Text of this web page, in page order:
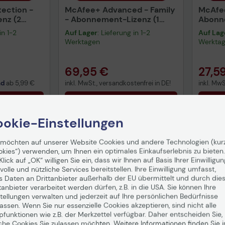
-
(2
- R
1-2
ab 5,99 €
McAfee+ Advanced - Family
- Abonnement-Lizenz (1
Jahr) - Download - Win, Mac,
Android, iOS - Deutsch - R
Auf Lager: Lieferung in 1-2
Werktagen
69,95 €
inkl. MwSt., versandkostenfrei in DE!
- 5
Auf
inkl.
für Ihre persönlichen Daten und Ihre Privatsphäre und
Virenschutz, Betrugserkennung in SMS,
Einstellungen
auf unserer Website Cookies und andere Technologien
verwenden, um Ihnen ein optimales Einkaufserlebnis zu bieten.
auf „OK“ willigen Sie ein, dass wir Ihnen auf Basis Ihrer
und nützliche Services bereitstellen. Ihre Einwilligung umfasst,
Daten an Drittanbieter außerhalb der EU übermittelt und durch
verarbeitet werden dürfen, z.B. in die USA. Sie können Ihre
verwalten und jederzeit auf Ihre persönlichen Bedürfnisse
Wenn Sie nur essenzielle Cookies akzeptieren, sind nicht alle
wie z.B. der Merkzettel verfügbar. Daher entscheiden Sie,